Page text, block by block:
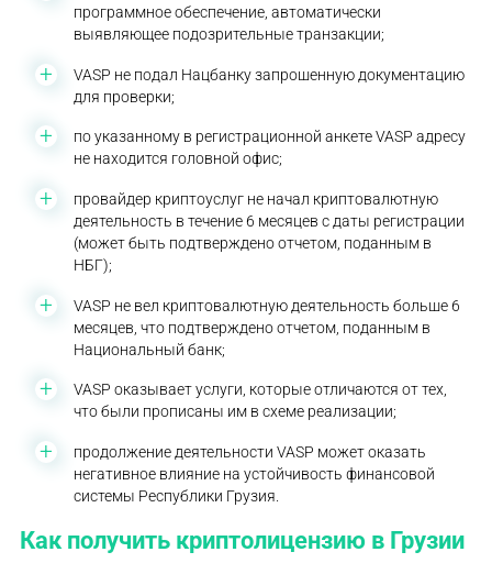
программное обеспечение, автоматически
выявляющее подозрительные транзакции;
VASP не подал Нацбанку запрошенную документацию
для проверки;
по указанному в регистрационной анкете VASP адресу
не находится головной офис;
провайдер криптоуслуг не начал криптовалютную
деятельность в течение 6 месяцев с даты регистрации
(может быть подтверждено отчетом, поданным в
НБГ);
VASP не вел криптовалютную деятельность больше 6
месяцев, что подтверждено отчетом, поданным в
Национальный банк;
VASP оказывает услуги, которые отличаются от тех,
что были прописаны им в схеме реализации;
продолжение деятельности VASP может оказать
негативное влияние на устойчивость финансовой
системы Республики Грузия.
Как получить криптолицензию в Грузии